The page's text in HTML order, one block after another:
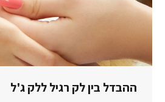
ההבדל בין לק רגיל ללק ג'ל